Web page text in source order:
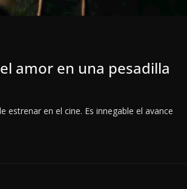
amor en una pesadilla
estrenar en el cine. Es innegable el avance